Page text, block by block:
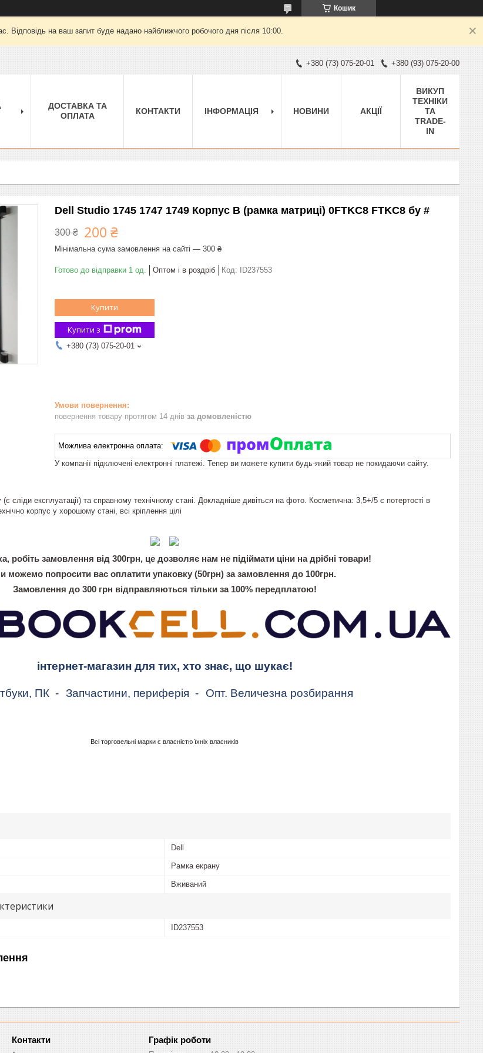
Кошик
Відповідь на ваш запит буде надано найближчого робочого дня після 10:00.
+380 (73) 075-20-01 +380 (93) 075-20-00
ДОСТАВКА ТА
ОПЛАТА
КОНТАКТИ ІНФОРМАЦІЯ НОВИНИ АКЦІЇ
ВИКУП
ТЕХНІКИ
ТА
TRADE-
IN
Dell Studio 1745 1747 1749 Корпус B (рамка матриці) 0FTKC8 FTKC8 бу #
300 ₴ 200 ₴
Мінімальна сума замовлення на сайті — 300 ₴
Готово до відправки 1 од. Оптом і в роздріб Код: ID237553
Купити
Купити з
+380 (73) 075-20-01
повернення товару протягом 14 днів за домовленістю
У компанії підключені електронні платежі. Тепер ви можете купити будь-який товар не покидаючи сайту.
сліди експлуатації) та справному технічному стані. Докладніше дивіться на фото. Косметична: 3,5+/5 є потертості в
корпус у хорошому стані, всі кріплення цілі
робіть замовлення від 300грн, це дозволяє нам не підіймати ціни на дрібні товари!
можемо попросити вас оплатити упаковку (50грн) за замовлення до 100грн.
Замовлення до 300 грн відправляються тільки за 100% передплатою!
інтернет-магазин для тих, хто знає, що шукає!
ПК - Запчастини, периферія - Опт. Величезна розбирання
Всі торговельні марки є власністю їхніх власників
Dell
Рамка екрану
Вживаний
ID237553
Графік роботи